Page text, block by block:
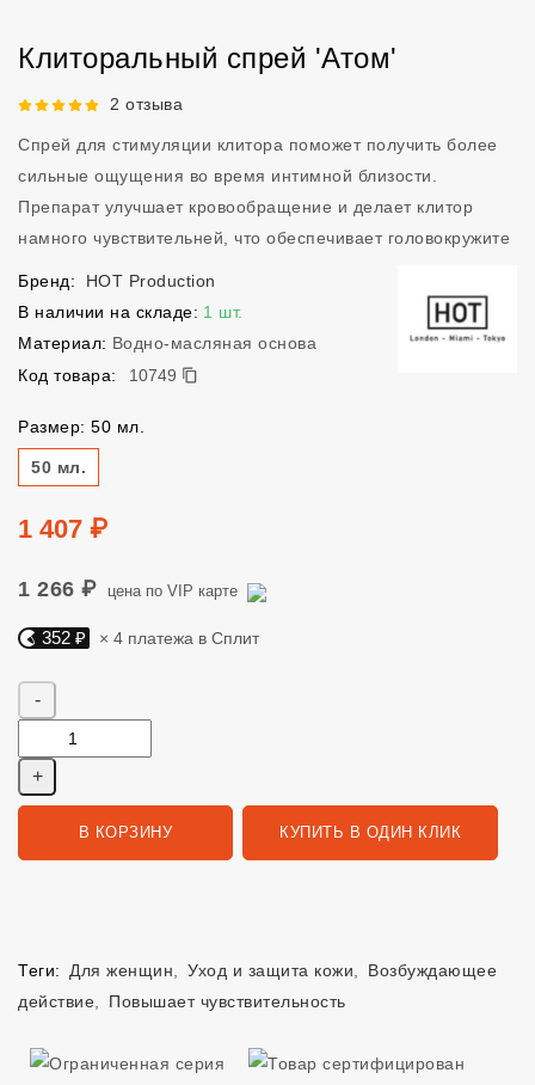
Клиторальный спрей 'Атом'
Рейтинг 5 из 5.2 отзыва
Спрей для стимуляции клитора поможет получить более
сильные ощущения во время интимной близости.
Препарат улучшает кровообращение и делает клитор
намного чувствительней, что обеспечивает головокружите
Бренд:
HOT Production
В наличии на складе: 1 шт.
Материал: Водно-масляная основа
Код товара:
10749
10749
Размер: 50 мл.
Размер
50 мл.
Цена
1 407 ₽
1 266 ₽ цена по VIP карте
Яндекс Сплит. 352 руб, 4 платежа в Сплит
352 ₽ × 4 платежа в Сплит
В КОРЗИНУ КУПИТЬ В ОДИН КЛИК
Теги: Для женщин Уход и защита кожи
Возбуждающее
действие
Повышает чувствительность